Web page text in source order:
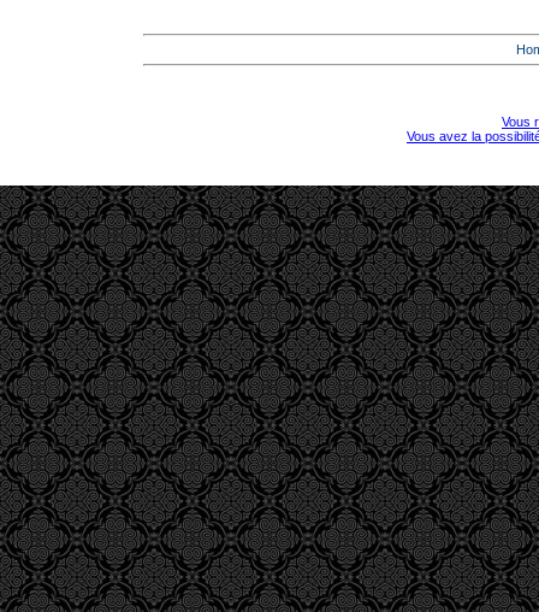
Vous
Vous avez la